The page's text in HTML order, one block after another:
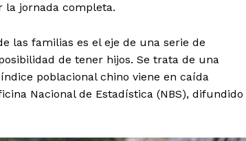
la jornada completa.
las familias es el eje de una serie de
de tener hijos. Se trata de una
poblacional chino viene en caída
Nacional de Estadística (NBS), difundido